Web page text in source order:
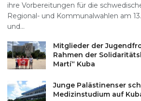
ihre Vorbereitungen für die
Regional- und Kommunalwahlen am
und...
Mitglieder der
Rahmen der
Martí“ Kuba
Junge Palästinenser
Medizinstudium auf